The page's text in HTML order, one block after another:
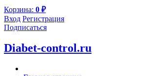
Корзина: 0 ₽
Вход Регистрация
Подписаться
Diabet-control.ru